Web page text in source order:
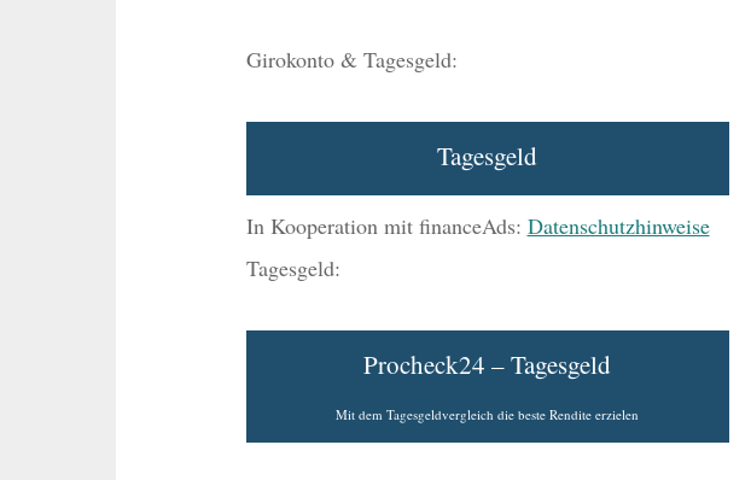
Girokonto & Tagesgeld:
Tagesgeld
In Kooperation mit financeAds: Datenschutzhinweise
Tagesgeld:
Procheck24 – Tagesgeld
Mit dem Tagesgeldvergleich die beste Rendite erzielen